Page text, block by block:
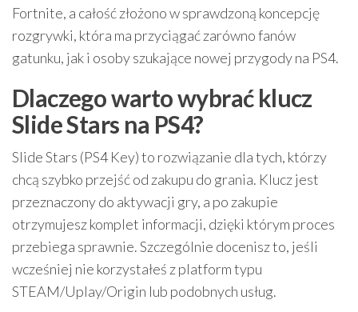
Fortnite, a całość złożono w sprawdzoną koncepcję
rozgrywki, która ma przyciągać zarówno fanów
gatunku, jak i osoby szukające nowej przygody na PS4.
Dlaczego warto wybrać klucz
Slide Stars na PS4?
Slide Stars (PS4 Key) to rozwiązanie dla tych, którzy
chcą szybko przejść od zakupu do grania. Klucz jest
przeznaczony do aktywacji gry, a po zakupie
otrzymujesz komplet informacji, dzięki którym proces
przebiega sprawnie. Szczególnie docenisz to, jeśli
wcześniej nie korzystałeś z platform typu
STEAM/Uplay/Origin lub podobnych usług.